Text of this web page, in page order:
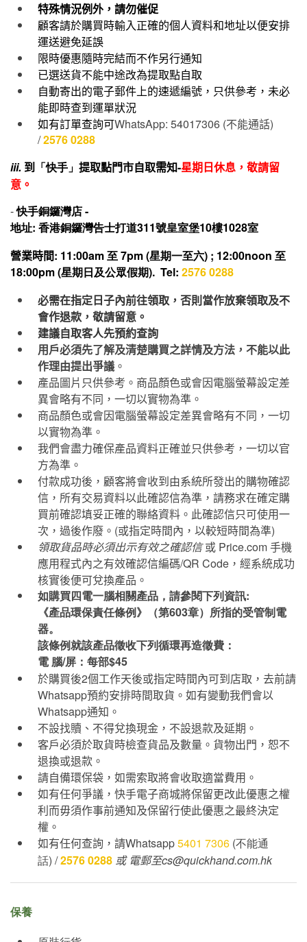
特殊情況例外，請勿催促
顧客請於購買時輸入正確的個人資料和地址以便安排
運送避免延誤
限時優惠隨時完結而不作另行通知
已選送貨不能中途改為提取點自取
自動寄出的電子郵件上的速遞編號，只供參考，未必
能即時查到運單狀況
如有訂單查詢可WhatsApp: 54017306 (不能通話)
/2576 0288
iii. 到 「快手」 提取點門市自取需知-星期日休息，敬請留
意。
-快手銅鑼灣店 -
地址: 香港銅鑼灣告士打道311號皇室堡10樓1028室
營業時間: 11:00am 至 7pm (星期一至六) ; 12:00noon 至
18:00pm (星期日及公眾假期). Tel: 2576 0288
必需在指定日子內前往領取，否則當作放棄領取及不
會作退款，敬請留意。
建議自取客人先預約查詢
用戶必須先了解及清楚購買之詳情及方法，不能以此
作理由提出爭議 。
產品圖片只供參考。商品顏色或會因電腦螢幕設定差
異會略有不同，一切以實物為準。
商品顏色或會因電腦螢幕設定差異會略有不同，一切
以實物為準。
我們會盡力確保產品資料正確並只供參考，一切以官
方為準。
付款成功後，顧客將會收到由系統所發出的購物確認
信，所有交易資料以此確認信為準，請務求在確定購
買前確認填妥正確的聯絡資料。此確認信只可使用一
次，過後作廢。 (或指定時間內，以較短時間為準)
領取貨品時必須出示有效之確認信 或 Price.com手機
應用程式內之有效確認信編碼/QR Code ，經系統成功
核實後便可兌換產品。
如購買四電一腦相關產品，請參閱下列資訊:
《產品環保責任條例》（第603章）所指的受管制電
器。
該條例就該產品徵收下列循環再造徵費：
電 腦/屏：每部$45
於購買後2個工作天後或指定時間內可到店取，去前請
Whatsapp預約安排時間取貨。如有變動我們會以
Whatsapp通知。
不設找贖、不得兌換現金，不設退款及延期。
客戶必須於取貨時檢查貨品及數量。貨物出門，恕不
退換或退款。
請自備環保袋，如需索取將會收取適當費用。
如有任何爭議，快手電子商城將保留更改此優惠之權
利而毋須作事前通知及保留行使此優惠之最終決定
權。
如有任何查詢，請Whatsapp5401 7306 (不能通
話) /2576 0288 或 電郵至cs@quickhand.com.hk
保養